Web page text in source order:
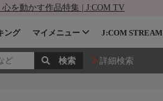
心を動かす作品特集 | J:COM TV
ング マイメニュー J:COM STREAM
詳細検索